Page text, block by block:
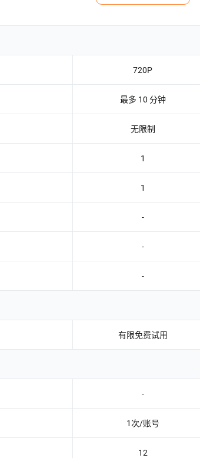
720P
最多 10 分钟
无限制
1
1
-
-
-
有限免费试用
-
1次/账号
12